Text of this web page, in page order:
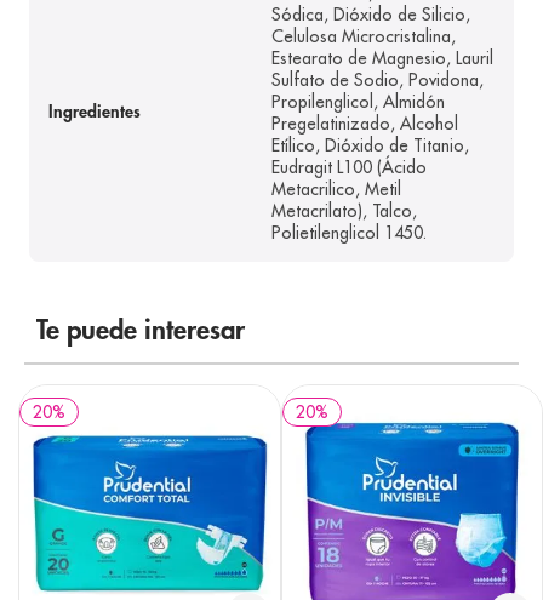
Ingredientes
Sódica, Dióxido de Silicio,
Celulosa Microcristalina,
Estearato de Magnesio, Lauril
Sulfato de Sodio, Povidona,
Propilenglicol, Almidón
Pregelatinizado, Alcohol
Etílico, Dióxido de Titanio,
Eudragit L100 (Ácido
Metacrilico, Metil
Metacrilato), Talco,
Polietilenglicol 1450.
Te puede interesar
20% 20%